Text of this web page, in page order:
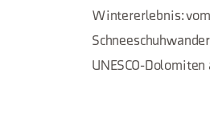
Wintererlebnis:
UNESCO-